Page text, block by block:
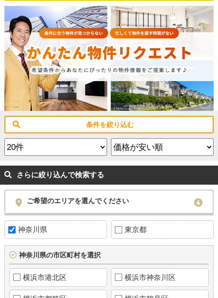
条件を絞り込む
さらに絞り込んで検索する
ご希望のエリアを選んでください
神奈川県 東京都
神奈川県の市区町村を選択
横浜市港北区 横浜市神奈川区